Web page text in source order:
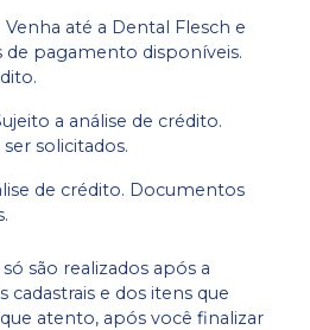
Venha até a Dental Flesch e
de pagamento disponíveis.
a análise de crédito.
solicitados.
de crédito. Documentos
são realizados após a
cadastrais e dos itens que
atento, após você finalizar